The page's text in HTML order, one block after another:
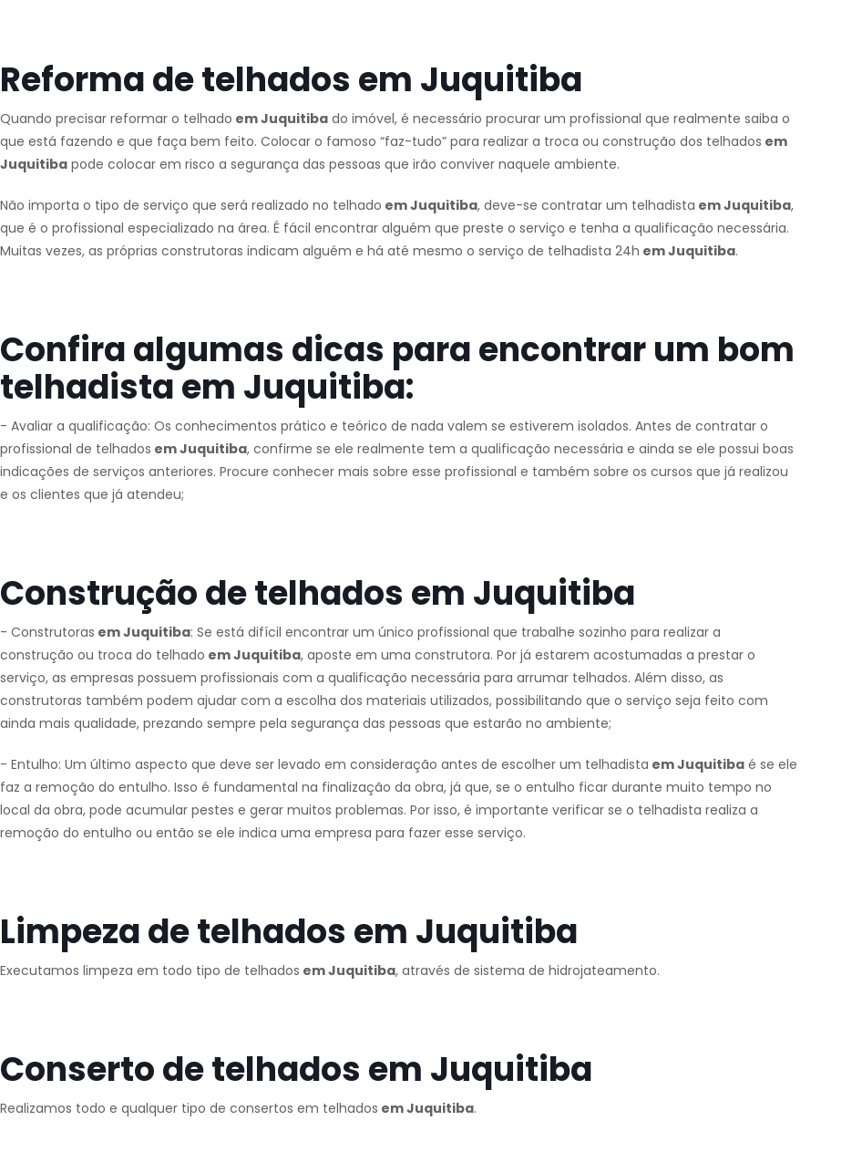
Reforma de telhados em Juquitiba
Quando precisar reformar o telhado em Juquitiba do imóvel, é necessário procurar um profissional que realmente saiba o
que está fazendo e que faça bem feito. Colocar o famoso “faz-tudo” para realizar a troca ou construção dos telhados em
Juquitiba pode colocar em risco a segurança das pessoas que irão conviver naquele ambiente.
Não importa o tipo de serviço que será realizado no telhado em Juquitiba, deve-se contratar um telhadista em Juquitiba,
que é o profissional especializado na área. É fácil encontrar alguém que preste o serviço e tenha a qualificação necessária.
Muitas vezes, as próprias construtoras indicam alguém e há até mesmo o serviço de telhadista 24h em Juquitiba.
Confira algumas dicas para encontrar um bom
telhadista em Juquitiba:
- Avaliar a qualificação: Os conhecimentos prático e teórico de nada valem se estiverem isolados. Antes de contratar o
profissional de telhados em Juquitiba, confirme se ele realmente tem a qualificação necessária e ainda se ele possui boas
indicações de serviços anteriores. Procure conhecer mais sobre esse profissional e também sobre os cursos que já realizou
e os clientes que já atendeu;
Construção de telhados em Juquitiba
- Construtoras em Juquitiba: Se está difícil encontrar um único profissional que trabalhe sozinho para realizar a
construção ou troca do telhado em Juquitiba, aposte em uma construtora. Por já estarem acostumadas a prestar o
serviço, as empresas possuem profissionais com a qualificação necessária para arrumar telhados. Além disso, as
construtoras também podem ajudar com a escolha dos materiais utilizados, possibilitando que o serviço seja feito com
ainda mais qualidade, prezando sempre pela segurança das pessoas que estarão no ambiente;
- Entulho: Um último aspecto que deve ser levado em consideração antes de escolher um telhadista em Juquitiba é se ele
faz a remoção do entulho. Isso é fundamental na finalização da obra, já que, se o entulho ficar durante muito tempo no
local da obra, pode acumular pestes e gerar muitos problemas. Por isso, é importante verificar se o telhadista realiza a
remoção do entulho ou então se ele indica uma empresa para fazer esse serviço.
Limpeza de telhados em Juquitiba
Executamos limpeza em todo tipo de telhados em Juquitiba, através de sistema de hidrojateamento.
Conserto de telhados em Juquitiba
Realizamos todo e qualquer tipo de consertos em telhados em Juquitiba.